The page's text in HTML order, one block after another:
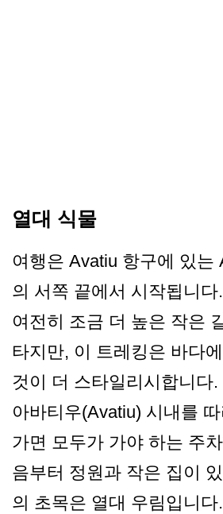
열대 식물
여행은 Avatiu 항구에 있는
의 서쪽 끝에서 시작됩니
여전히 조금 더 높은 작은
타지만, 이 트레킹은 바다
것이 더 스타일리시합니다
아바티우(Avatiu) 시내를
가면 모두가 가야 하는 주
음부터 정원과 작은 집이
의 초목은 열대 우림입니다.